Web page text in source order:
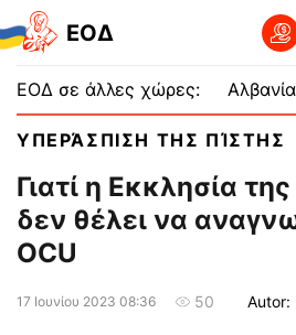
EOΔ
ΕΟΔ σε άλλες χώρες: Αλβανία
ΥΠΕΡΆΣΠΙΣΗ ΤΗΣ ΠΊΣΤΗΣ
Γιατί η Εκκλησία
δεν θέλει να
OCU
17 Ιουνίου 2023 08:36 50 Autor: